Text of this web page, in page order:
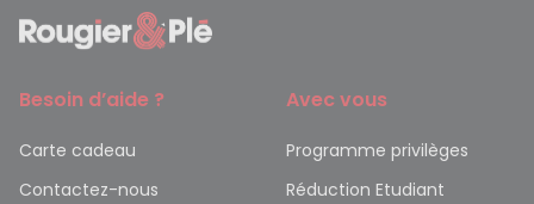
Besoin d’aide ?
Carte cadeau
Contactez-nous
Avec vous
Programme privilèges
Réduction Etudiant